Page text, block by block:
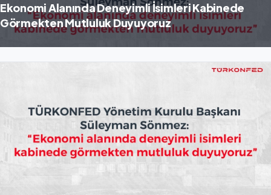
Ekonomi Alanında Deneyimli İsimleri Kabinede
Görmekten Mutluluk Duyuyoruz